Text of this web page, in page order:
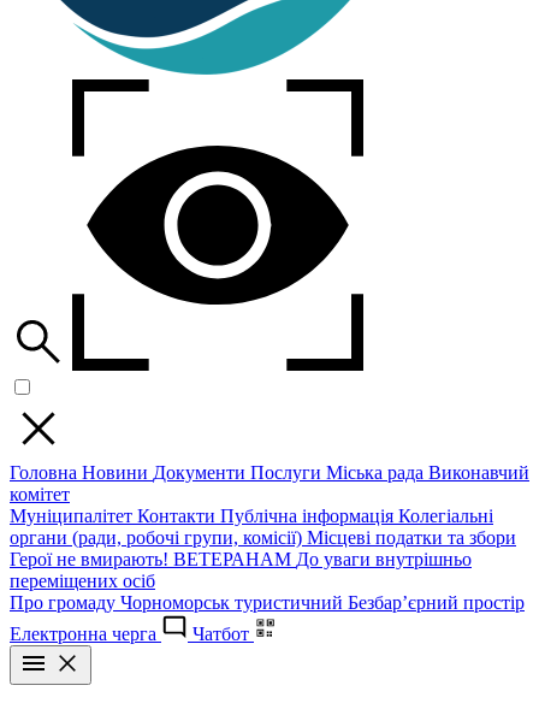
Головна Новини Документи Послуги Міська рада Виконавчий
комітет
Муніципалітет Контакти Публічна інформація Колегіальні
органи (ради, робочі групи, комісії) Місцеві податки та збори
Герої не вмирають! ВЕТЕРАНАМ До уваги внутрішньо
переміщених осіб
Про громаду Чорноморськ туристичний Безбар’єрний простір
Електронна черга
Чатбот